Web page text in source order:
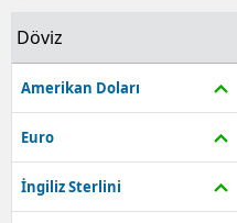
Döviz
Amerikan Doları
Euro
İngiliz Sterlini